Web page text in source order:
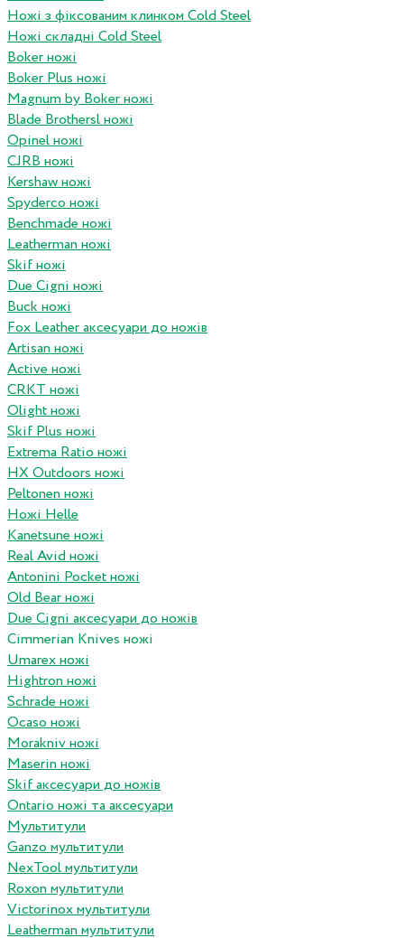
Ножі з фіксованим клинком Cold Steel
Ножі складні Cold Steel
Boker ножі
Boker Plus ножі
Magnum by Boker ножі
Blade Brothersl ножі
Opinel ножі
CJRB ножі
Kershaw ножі
Spyderco ножі
Benchmade ножі
Leatherman ножі
Skif ножі
Due Cigni ножі
Buck ножі
Fox Leather аксесуари до ножів
Artisan ножі
Active ножі
CRKT ножі
Olight ножі
Skif Plus ножі
Extrema Ratio ножі
HX Outdoors ножі
Peltonen ножі
Ножі Helle
Kanetsune ножі
Real Avid ножі
Antonini Pocket ножі
Old Bear ножі
Due Cigni аксесуари до ножів
Cimmerian Knives ножі
Umarex ножі
Hightron ножі
Schrade ножі
Ocaso ножі
Morakniv ножі
Maserin ножі
Skif аксесуари до ножів
Ontario ножі та аксесуари
Мультитули
Ganzo мультитули
NexTool мультитули
Roxon мультитули
Victorinox мультитули
Leatherman мультитули